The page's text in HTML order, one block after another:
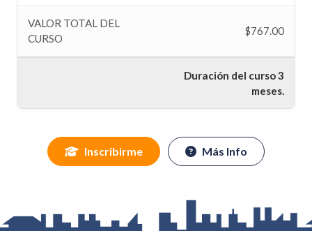
VALOR TOTAL DEL
CURSO
$767.00
Duración del curso 3
meses.
Inscribirme Más Info